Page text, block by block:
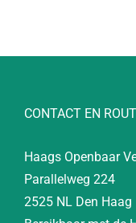
CONTACT EN
Haags Openbaar
Parallelweg 224
2525 NL Den Haag